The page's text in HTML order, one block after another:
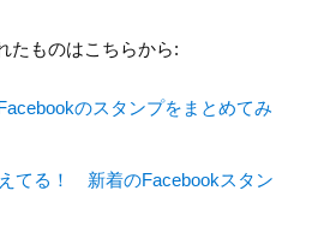
たものはこちらから:
のスタンプをまとめてみ
てる！ 新着のFacebookスタン